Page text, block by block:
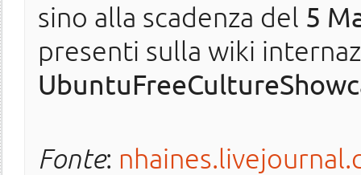
sino alla scadenza del 5
presenti sulla wiki
Fonte: